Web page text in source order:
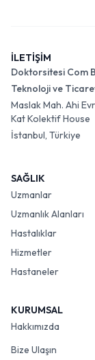
İLETİŞİM
Doktorsitesi Com
Teknoloji ve
Maslak Mah. Ahi
Kat Kolektif House
İstanbul, Türkiye
SAĞLIK
Uzmanlar
Uzmanlık Alanları
Hastalıklar
Hizmetler
Hastaneler
KURUMSAL
Hakkımızda
Bize Ulaşın